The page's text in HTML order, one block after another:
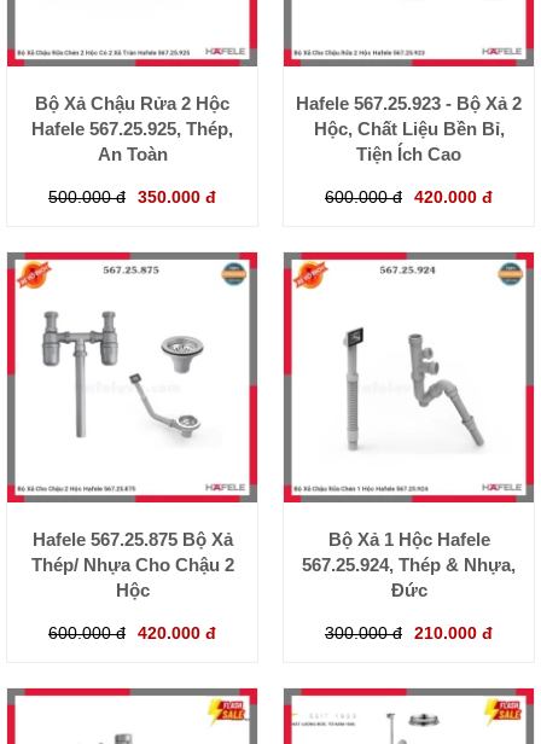
Bộ Xả Chậu Rửa 2 Hộc
Hafele 567.25.925, Thép,
An Toàn
500.000 đ 350.000 đ
Hafele 567.25.923 - Bộ Xả 2
Hộc, Chất Liệu Bền Bỉ,
Tiện Ích Cao
600.000 đ 420.000 đ
Hafele 567.25.875 Bộ Xả
Thép/ Nhựa Cho Chậu 2
Hộc
600.000 đ 420.000 đ
Bộ Xả 1 Hộc Hafele
567.25.924, Thép & Nhựa,
Đức
300.000 đ 210.000 đ